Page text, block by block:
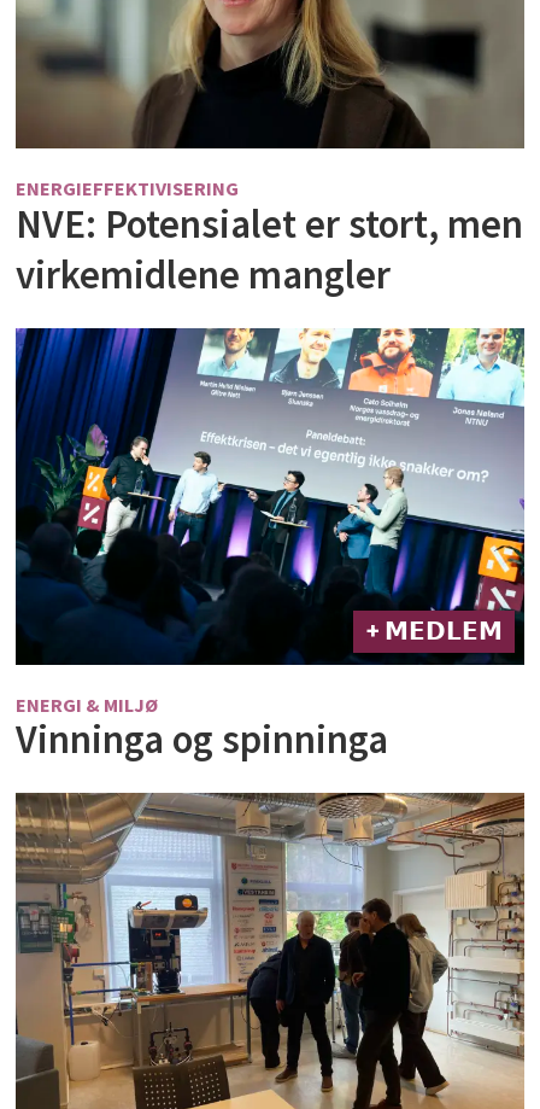
ENERGIEFFEKTIVISERING
NVE: Potensialet er stort, men
virkemidlene mangler
+ 𝗠𝗘𝗗𝗟𝗘𝗠
ENERGI & MILJØ
Vinninga og spinninga